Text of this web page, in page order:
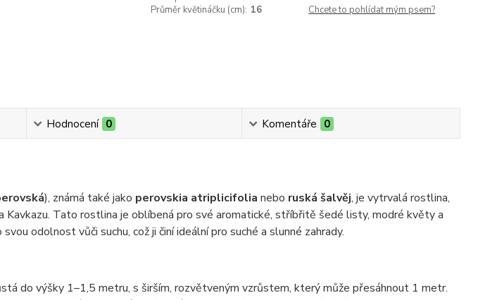
Průměr květináčku (cm): 16 Chcete to pohlídat mým psem?
Hodnocení 0 Komentáře 0
), známá také jako perovskia atriplicifolia nebo ruská šalvěj, je vytrvalá rostlina,
Tato rostlina je oblíbená pro své aromatické, stříbřitě šedé listy, modré květy a
odolnost vůči suchu, což ji činí ideální pro suché a slunné zahrady.
do výšky 1–1,5 metru, s širším, rozvětveným vzrůstem, který může přesáhnout 1 metr.